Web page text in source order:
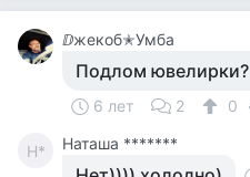
ⅅжекоб✭Умба
Подлом ювелирки?
6 лет 2 0
Н* Наташа *******